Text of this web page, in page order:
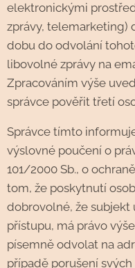
elektronickými
zprávy, telemarketing)
dobu do odvolání
libovolné zprávy na
Zpracováním výše
správce pověřit třetí
Správce tímto
výslovné poučení o
101/2000 Sb., o
tom, že poskytnutí
dobrovolné, že subjekt
přístupu, má právo
písemně odvolat na
případě porušení